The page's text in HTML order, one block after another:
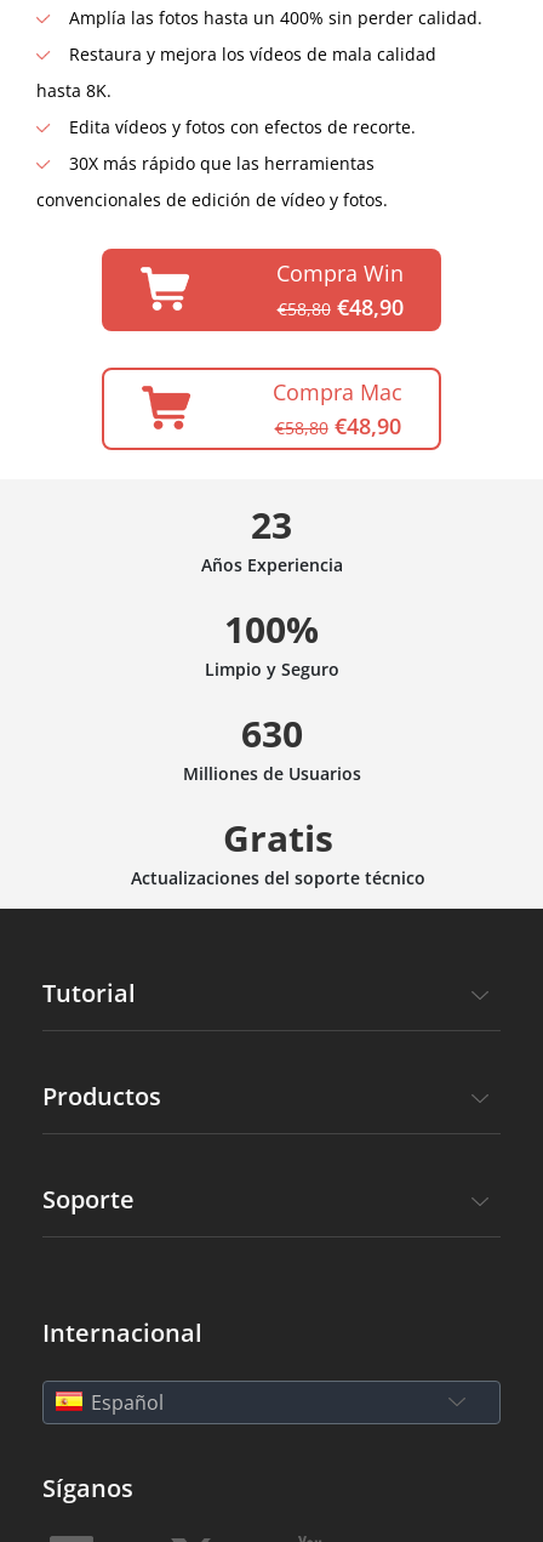
Amplía las fotos hasta un 400% sin perder calidad.
Restaura y mejora los vídeos de mala calidad
hasta 8K.
Edita vídeos y fotos con efectos de recorte.
30X más rápido que las herramientas
convencionales de edición de vídeo y fotos.
Compra Win
€58,80€48,90
Compra Mac
€58,80€48,90
23
Años Experiencia
100%
Limpio y Seguro
630
Milliones de Usuarios
Gratis
Actualizaciones del soporte técnico
Tutorial
Productos
Soporte
Internacional
Español
Síganos